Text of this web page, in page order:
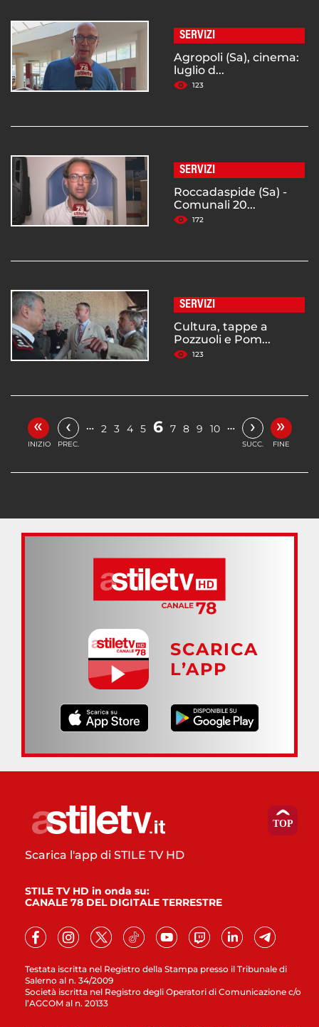
SERVIZI
Agropoli (Sa), cinema:
luglio d...
123
SERVIZI
Roccadaspide (Sa) -
Comunali 20...
172
SERVIZI
Cultura, tappe a
Pozzuoli e Pom...
123
«
INIZIO
‹
PREC.
… 2 3 4 5 6 7 8 9 10 … ›
SUCC.
»
FINE
SCARICA
L’APP
Testata iscritta nel Registro della Stampa presso il Tribunale di
Salerno al n. 34/2009
Società iscritta nel Registro degli Operatori di Comunicazione c/o
l’AGCOM al n. 20133
Scarica l'app di STILE TV HD
STILE TV HD in onda su:
CANALE 78 DEL DIGITALE TERRESTRE